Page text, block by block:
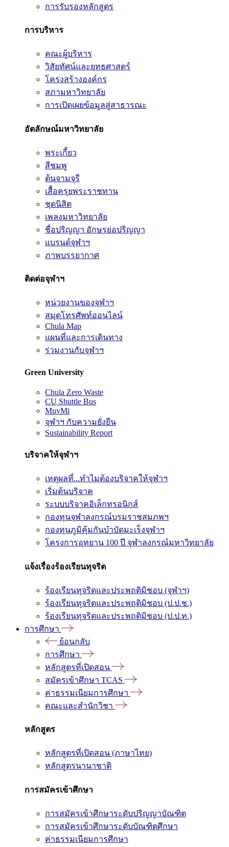
การรับรองหลักสูตร
การบริหาร
คณะผู้บริหาร
วิสัยทัศน์และยุทธศาสตร์
โครงสร้างองค์กร
สภามหาวิทยาลัย
การเปิดเผยข้อมูลสู่สาธารณะ
อัตลักษณ์มหาวิทยาลัย
พระเกี้ยว
สีชมพู
ต้นจามจุรี
เสื้อครุยพระราชทาน
ชุดนิสิต
เพลงมหาวิทยาลัย
ชื่อปริญญา อักษรย่อปริญญา
แบรนด์จุฬาฯ
ภาพบรรยากาศ
ติดต่อจุฬาฯ
หน่วยงานของจุฬาฯ
สมุดโทรศัพท์ออนไลน์
Chula Map
แผนที่และการเดินทาง
ร่วมงานกับจุฬาฯ
Green University
Chula Zero Waste
CU Shuttle Bus
MuvMi
จุฬาฯ กับความยั่งยืน
Sustainability Report
บริจาคให้จุฬาฯ
เหตุผลที่...ทำไมต้องบริจาคให้จุฬาฯ
เริ่มต้นบริจาค
ระบบบริจาคอิเล็กทรอนิกส์
กองทุนจุฬาลงกรณ์บรมราชสมภพฯ
กองทุนภูมิคุ้มกันบำบัดมะเร็งจุฬาฯ
โครงการอุทยาน 100 ปี จุฬาลงกรณ์มหาวิทยาลัย
แจ้งเรื่องร้องเรียนทุจริต
ร้องเรียนทุจริตและประพฤติมิชอบ (จุฬาฯ)
ร้องเรียนทุจริตและประพฤติมิชอบ (ป.ป.ช.)
ร้องเรียนทุจริตและประพฤติมิชอบ (ป.ป.ท.)
การศึกษา
ย้อนกลับ
การศึกษา
หลักสูตรที่เปิดสอน
สมัครเข้าศึกษา TCAS
ค่าธรรมเนียมการศึกษา
คณะและสำนักวิชา
หลักสูตร
หลักสูตรที่เปิดสอน (ภาษาไทย)
หลักสูตรนานาชาติ
การสมัครเข้าศึกษา
การสมัครเข้าศึกษาระดับปริญญาบัณฑิต
การสมัครเข้าศึกษาระดับบัณฑิตศึกษา
ค่าธรรมเนียมการศึกษา